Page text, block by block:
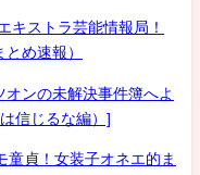
キストラ芸能情報局！
め速報）
ンの未解決事件簿へよ
信じるな編）]
貞！女装子オネエ的ま